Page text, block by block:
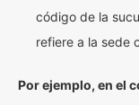
código de la
refiere a la sede
Por ejemplo, en el